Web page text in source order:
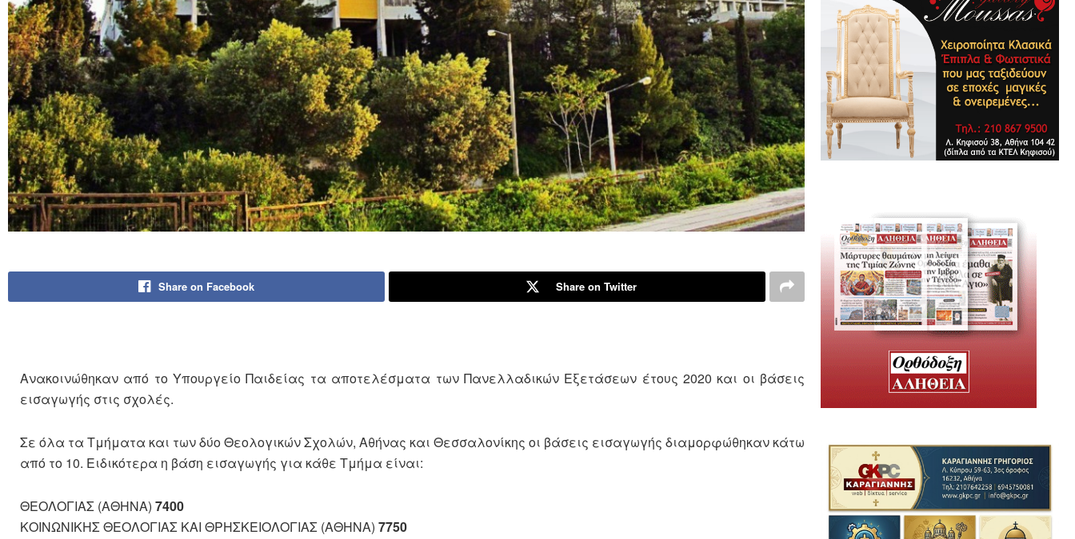
Share on Facebook Share on Twitter
Ανακοινώθηκαν από το Υπουργείο Παιδείας τα αποτελέσματα των Πανελλαδικών Εξετάσεων έτους 2020 και οι βάσεις
εισαγωγής στις σχολές.
Σε όλα τα Τμήματα και των δύο Θεολογικών Σχολών, Αθήνας και Θεσσαλονίκης οι βάσεις εισαγωγής διαμορφώθηκαν κάτω
από το 10. Ειδικότερα η βάση εισαγωγής για κάθε Τμήμα είναι:
ΘΕΟΛΟΓΙΑΣ (ΑΘΗΝΑ) 7400
ΚΟΙΝΩΝΙΚΗΣ ΘΕΟΛΟΓΙΑΣ ΚΑΙ ΘΡΗΣΚΕΙΟΛΟΓΙΑΣ (ΑΘΗΝΑ) 7750